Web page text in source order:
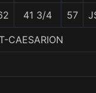
41 3/4 57
CAESARION